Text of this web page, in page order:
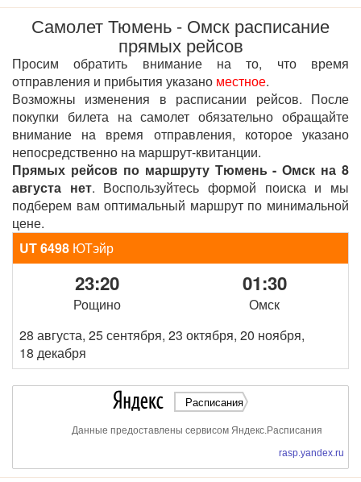
Самолет Тюмень - Омск расписание
прямых рейсов
Просим обратить внимание на то, что время
отправления и прибытия указано местное.
Возможны изменения в расписании рейсов. После
покупки билета на самолет обязательно обращайте
внимание на время отправления, которое указано
непосредственно на маршрут-квитанции.
Прямых рейсов по маршруту Тюмень - Омск на 8
августа нет. Воспользуйтесь формой поиска и мы
подберем вам оптимальный маршрут по минимальной
цене.
UT 6498 ЮТэйр
23:20
Рощино
01:30
Омск
28 августа, 25 сентября, 23 октября, 20 ноября,
18 декабря
Расписания
Данные предоставлены сервисом Яндекс.Расписания
rasp.yandex.ru